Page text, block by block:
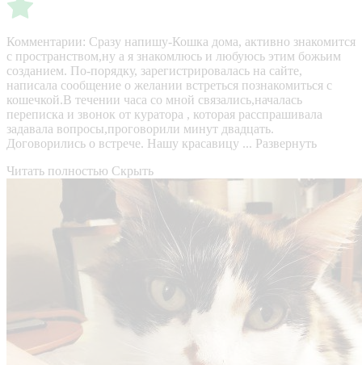
Комментарии: Сразу напишу-Кошка дома, активно знакомится
с пространством,ну а я знакомлюсь и любуюсь этим божьим
созданием. По-порядку, зарегистрировалась на сайте,
написала сообщение о желании встреться познакомиться с
кошечкой.В течении часа со мной связались,началась
переписка и звонок от куратора , которая расспрашивала
задавала вопросы,проговорили минут двадцать.
Договорились о встрече. Нашу красавицу ... Развернуть
Читать полностью Скрыть